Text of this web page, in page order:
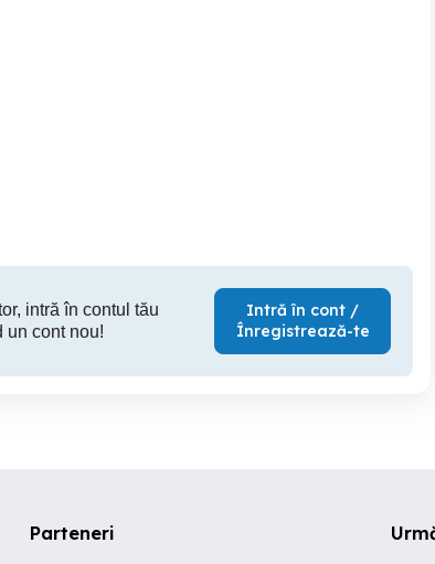
intră în contul tău
un cont nou!
Intră în cont /
Înregistrează-te
Parteneri